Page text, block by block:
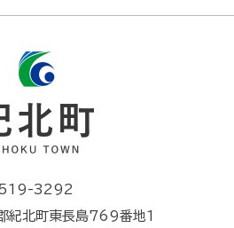
519-3292
紀北町東長島769番地1